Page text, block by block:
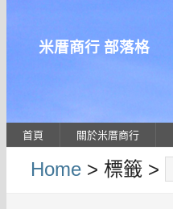
米厝商行 部落格
首頁 關於米厝商行
Home > 標籤 >